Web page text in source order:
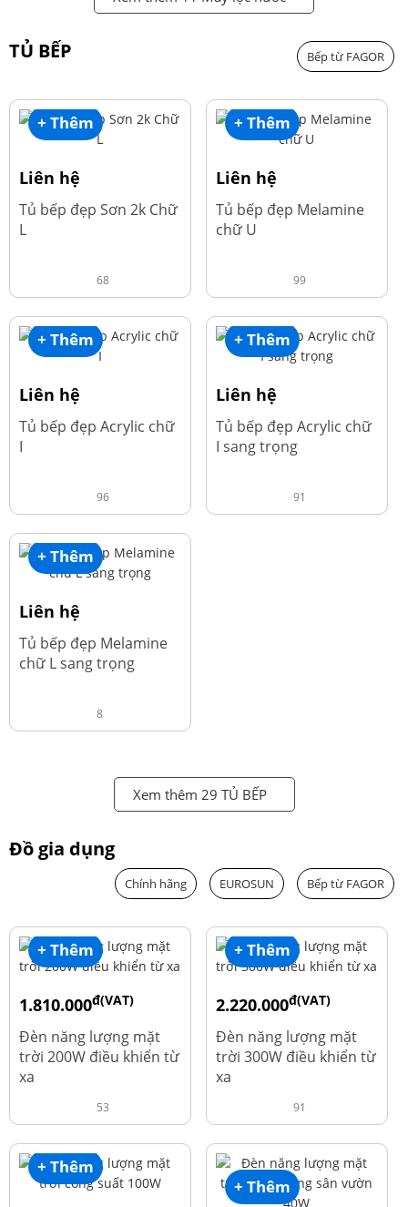
TỦ BẾP Bếp từ FAGOR
+ Thêm
Liên hệ
Tủ bếp đẹp Sơn 2k Chữ
L
68
+ Thêm
Liên hệ
Tủ bếp đẹp Melamine
chữ U
99
+ Thêm
Liên hệ
Tủ bếp đẹp Acrylic chữ
I
96
+ Thêm
Liên hệ
Tủ bếp đẹp Acrylic chữ
I sang trọng
91
+ Thêm
Liên hệ
Tủ bếp đẹp Melamine
chữ L sang trọng
8
Xem thêm 29 TỦ BẾP
Đồ gia dụng
Chính hãng EUROSUN Bếp từ FAGOR
+ Thêm
1.810.000đ(VAT)
Đèn năng lượng mặt
trời 200W điều khiển từ
xa
53
+ Thêm
2.220.000đ(VAT)
Đèn năng lượng mặt
trời 300W điều khiển từ
xa
91
+ Thêm
+ Thêm